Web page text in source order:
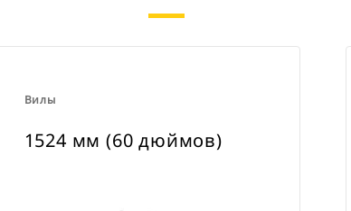
Вилы
1524 мм (60 дюймов)